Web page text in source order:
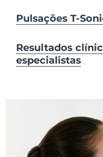
Pulsações T-
Resultados
especialistas